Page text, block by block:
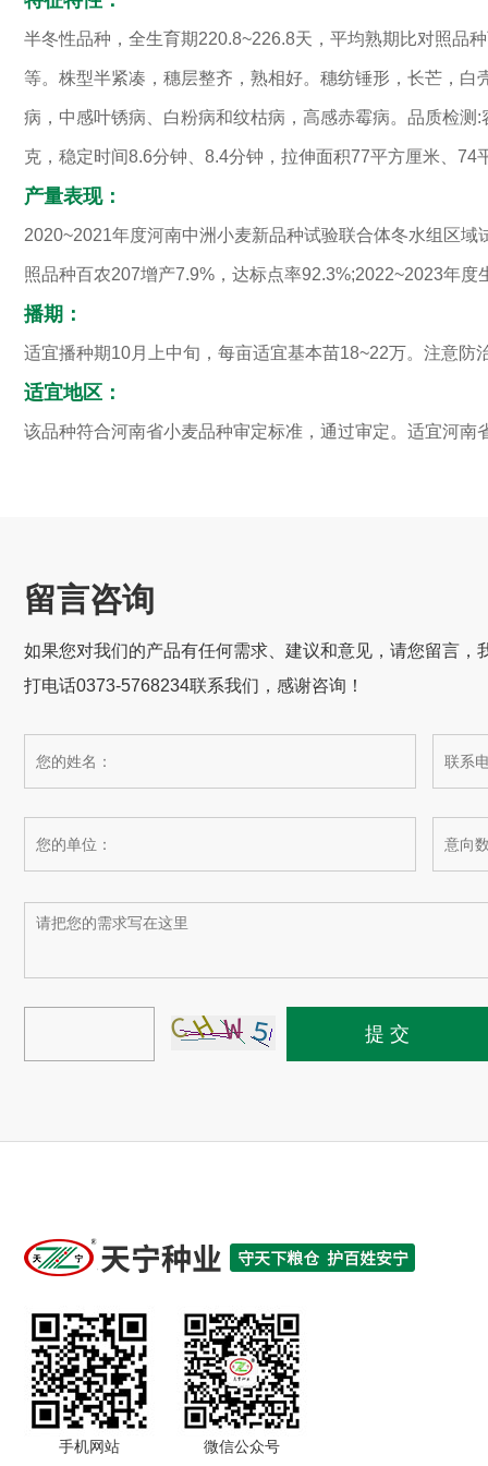
半冬性品种，全生育期220.8~226.8天，平均熟期比对照品
等。株型半紧凑，穗层整齐，熟相好。穗纺锤形，长芒，
病，中感叶锈病、白粉病和纹枯病，高感赤霉病。品质检
克，稳定时间8.6分钟、8.4分钟，拉伸面积77平方厘米、
产量表现：
2020~2021年度河南中洲小麦新品种试验联合体冬水组区
照品种百农207增产7.9%，达标点率92.3%;2022~2023年
播期：
适宜播种期10月上中旬，每亩适宜基本苗18~22万。注意
适宜地区：
该品种符合河南省小麦品种审定标准，通过审定。适宜河
留言咨询
如果您对我们的产品有任何需求、建议和意见，请您留言
打电话0373-5768234联系我们，感谢咨询！
手机网站 微信公众号